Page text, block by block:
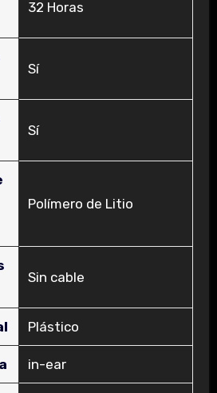
‎32 Horas
‎Sí
‎Sí
‎Polímero de Litio
‎Sin cable
‎Plástico
‎in-ear